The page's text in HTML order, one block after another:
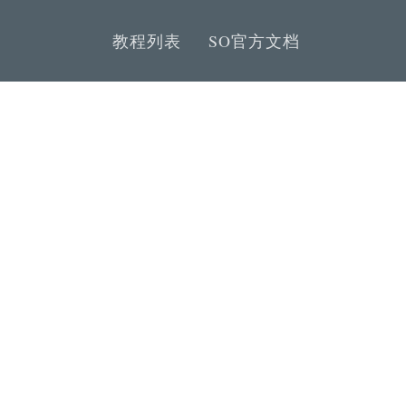
教程列表 SO官方文档